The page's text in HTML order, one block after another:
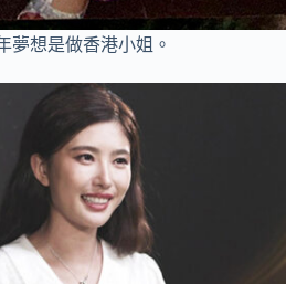
夢想是做香港小姐。